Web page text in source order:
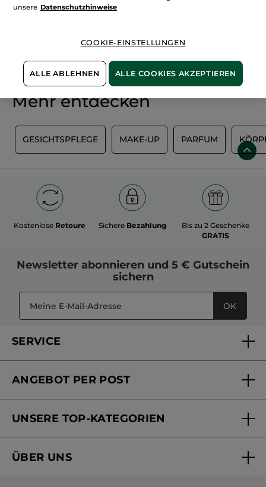
pflanzlich
unsere Felder
Mehr entdecken
GESICHTSPFLEGE MAKE-UP PARFUM
Kostenlose Retoure Sichere Bezahlung
Bis zu 2 Geschenke
GRATIS
Newsletter abonnieren und 5 € Gutschein
sichern
OK
SERVICE
Mein Konto
Online Preisliste
ANGEBOT PER POST
Versandhandel Preisliste
UNSERE TOP-KATEGORIEN
Black Friday Yves Rocher
ÜBER UNS
unsere Datenschutzhinweise
COOKIE-EINSTELLUNGEN
ALLE ABLEHNEN ALLE COOKIES AKZEPTIEREN